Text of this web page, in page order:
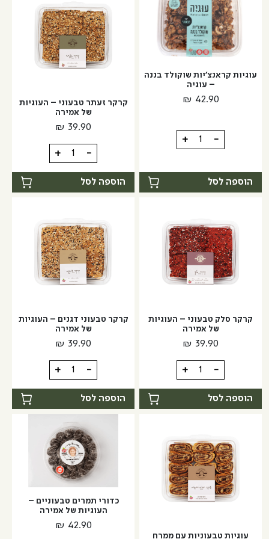
דבש
ושום
עוגיות קראנצ'יות שוקולד בננה
– עוגיה
₪ 42.90
-
כמות
של
קראנצ'יות
שוקולד
-
עוגיה
+
הוספה לסל
קרקר זעתר טבעוני – העוגיות
של אמירה
₪ 39.90
-
כמות
של
קרקר
זעתר
-
העוגיות
של
אמירה
+
הוספה לסל
קרקר סלק טבעוני – העוגיות
של אמירה
₪ 39.90
-
כמות
של
קרקר
סלק
-
העוגיות
של
אמירה
+
הוספה לסל
קרקר טבעוני דגנים – העוגיות
של אמירה
₪ 39.90
-
כמות
של
קרקר
טבעוני
דגנים
-
העוגיות
של
אמירה
+
הוספה לסל
עוגיות טבעוניות עם ממרח
כדורי תמרים טבעוניים –
העוגיות של אמירה
₪ 42.90